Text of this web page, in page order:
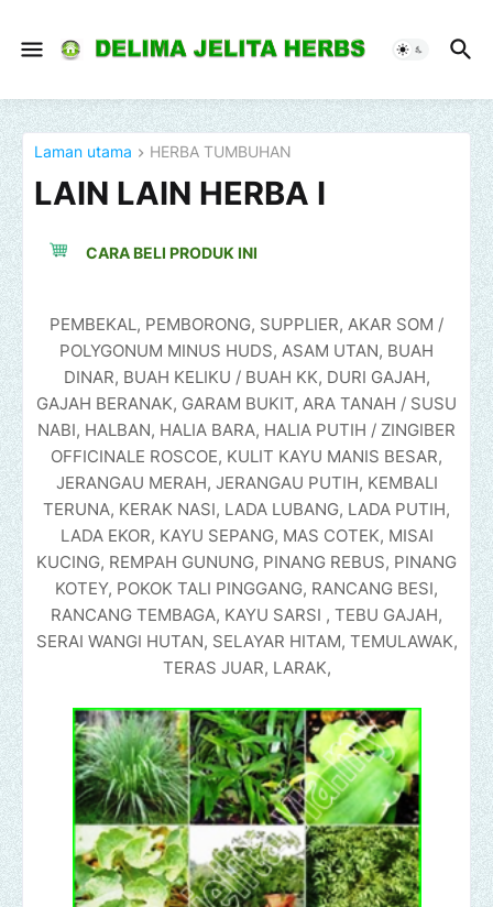
Laman utama HERBA TUMBUHAN
LAIN LAIN HERBA I
CARA BELI PRODUK INI
PEMBEKAL, PEMBORONG, SUPPLIER, AKAR SOM /
POLYGONUM MINUS HUDS, ASAM UTAN, BUAH
DINAR, BUAH KELIKU / BUAH KK, DURI GAJAH,
GAJAH BERANAK, GARAM BUKIT, ARA TANAH / SUSU
NABI, HALBAN, HALIA BARA, HALIA PUTIH / ZINGIBER
OFFICINALE ROSCOE, KULIT KAYU MANIS BESAR,
JERANGAU MERAH, JERANGAU PUTIH, KEMBALI
TERUNA, KERAK NASI, LADA LUBANG, LADA PUTIH,
LADA EKOR, KAYU SEPANG, MAS COTEK, MISAI
KUCING, REMPAH GUNUNG, PINANG REBUS, PINANG
KOTEY, POKOK TALI PINGGANG, RANCANG BESI,
RANCANG TEMBAGA, KAYU SARSI , TEBU GAJAH,
SERAI WANGI HUTAN, SELAYAR HITAM, TEMULAWAK,
TERAS JUAR, LARAK,